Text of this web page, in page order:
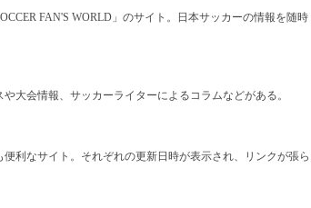
FAN'S WORLD」のサイト。日本サッカーの情報を随時
大会情報、サッカーライターによるコラムなどがある。
利なサイト。それぞれの更新日時が表示され、リンクが張ら